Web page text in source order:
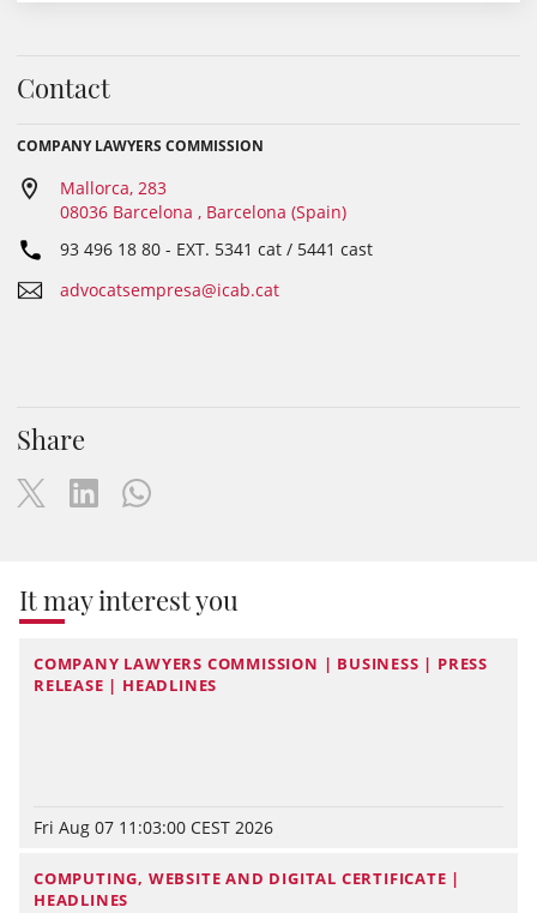
Contact
COMPANY LAWYERS COMMISSION
Mallorca, 283
08036 Barcelona , Barcelona (Spain)
93 496 18 80 - EXT. 5341 cat / 5441 cast
advocatsempresa@icab.cat
Share
It may interest you
COMPANY LAWYERS COMMISSION | BUSINESS | PRESS
RELEASE | HEADLINES
Fri Aug 07 11:03:00 CEST 2026
COMPUTING, WEBSITE AND DIGITAL CERTIFICATE |
HEADLINES